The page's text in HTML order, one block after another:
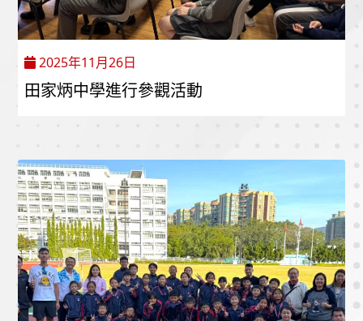
2025年11月26日
田家炳中學進行參觀活動